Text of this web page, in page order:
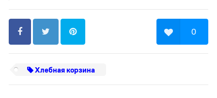
0
Хлебная корзина